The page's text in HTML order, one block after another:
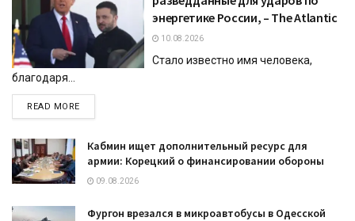
энергетике России, – The Atlantic
10.08.2026
Стало известно имя человека,
благодаря...
READ MOREDETAILS
Кабмин ищет дополнительный ресурс для
армии: Корецкий о финансировании обороны
09.08.2026
Фургон врезался в микроавтобусы в Одесской